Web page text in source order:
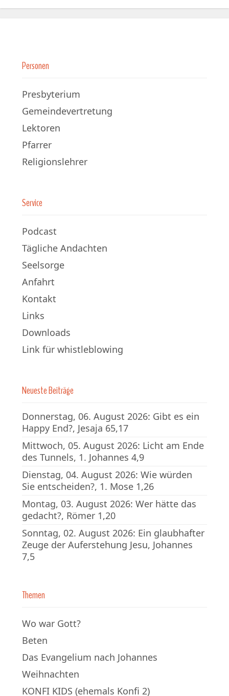
Personen
Presbyterium
Gemeindevertretung
Lektoren
Pfarrer
Religionslehrer
Service
Podcast
Tägliche Andachten
Seelsorge
Anfahrt
Kontakt
Links
Downloads
Link für whistleblowing
Neueste Beiträge
Donnerstag, 06. August 2026: Gibt es ein
Happy End?, Jesaja 65,17
Mittwoch, 05. August 2026: Licht am Ende
des Tunnels, 1. Johannes 4,9
Dienstag, 04. August 2026: Wie würden
Sie entscheiden?, 1. Mose 1,26
Montag, 03. August 2026: Wer hätte das
gedacht?, Römer 1,20
Sonntag, 02. August 2026: Ein glaubhafter
Zeuge der Auferstehung Jesu, Johannes
7,5
Themen
Wo war Gott?
Beten
Das Evangelium nach Johannes
Weihnachten
KONFI KIDS (ehemals Konfi 2)